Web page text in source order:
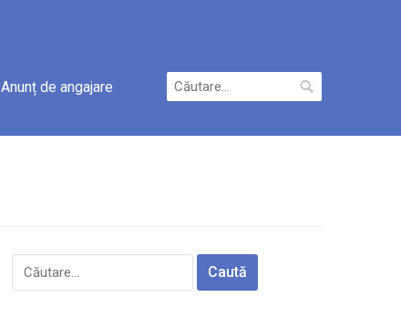
Anunț de angajare
Caută
după:
Caută
după: